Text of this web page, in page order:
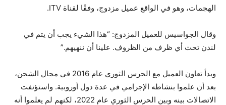
الهجمات، وهو في الواقع عميل مزدوج، وفقًا لقناة ITV.
وقال الجواسيس للعميل المزدوج: “هذا الشيء يجب أن يتم في
لندن تحت أي ظرف من الظروف. علينا أن ننهيهم.”
وبدأ تعاون العميل مع الحرس الثوري عام 2016 في مجال الشحن،
بعد أن علموا بنشاطه الإجرامي في عدة دول أوروبية. واستؤنفت
الاتصالات بينه وبين الحرس الثوري عام 2022، لكنهم لم يعلموا أنه